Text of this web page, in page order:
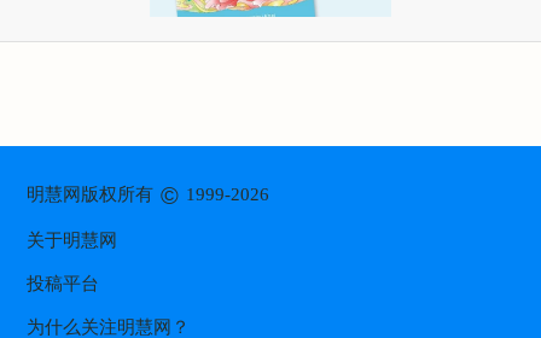
明慧网版权所有© 1999-2026
关于明慧网
投稿平台
为什么关注明慧网？